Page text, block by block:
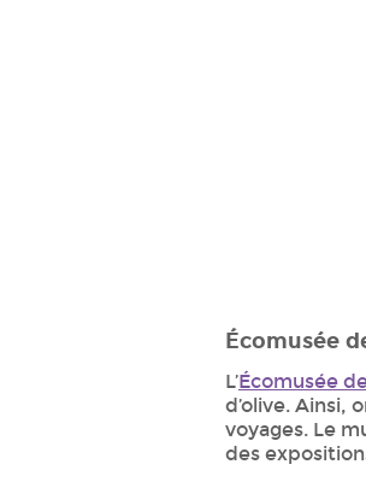
Écomusée
L’Écomusée
d’olive. Ainsi,
voyages. Le
des